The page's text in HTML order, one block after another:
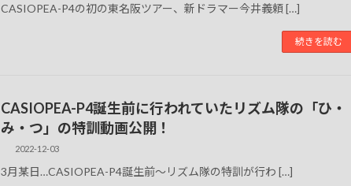
CASIOPEA-P4の初の東名阪ツアー、新ドラマー今井義頼 […]
続きを読む
CASIOPEA-P4誕生前に行われていたリズム隊の「ひ・
み・つ」の特訓動画公開！
2022-12-03
3月某日…CASIOPEA-P4誕生前〜リズム隊の特訓が行わ […]